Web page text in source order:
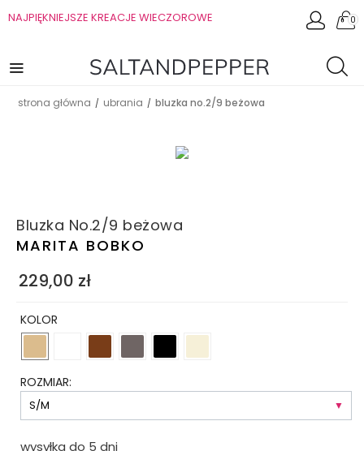
NAJPIĘKNIEJSZE KREACJE WIECZOROWE 0
strona główna / ubrania / bluzka no.2/9 beżowa
Bluzka No.2/9 beżowa
MARITA BOBKO
229,00 zł
KOLOR
ROZMIAR:
wysyłka do 5 dni